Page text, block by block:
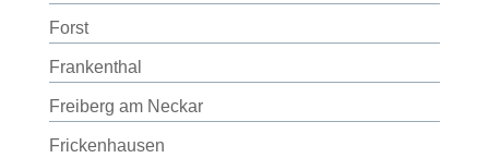
Forst
Frankenthal
Freiberg am Neckar
Frickenhausen